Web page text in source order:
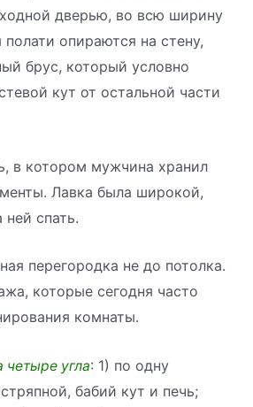
дверью, во всю ширину
опираются на стену,
брус, который условно
кут от остальной части
в котором мужчина хранил
Лавка была широкой,
ней спать.
перегородка не до потолка.
которые сегодня часто
комнаты.
четыре угла: 1) по одну
бабий кут и печь;